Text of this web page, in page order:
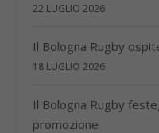
22 LUGLIO 2026
Il Bologna Rugby
18 LUGLIO 2026
Il Bologna Rugby
promozione